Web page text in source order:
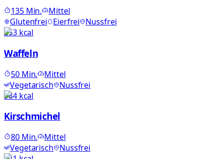
135Min.
Mittel
Glutenfrei
Eierfrei
Nussfrei
253kcal
Waffeln
50Min.
Mittel
Vegetarisch
Nussfrei
384kcal
Kirschmichel
80Min.
Mittel
Vegetarisch
Nussfrei